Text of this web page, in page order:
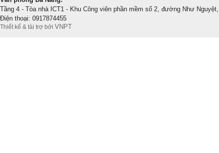
Tầng 4 - Tòa nhà ICT1 - Khu Công viên phần mềm số 2, đường Như
Điện thoại: 0917874455
Thiết kế & tài trợ bởi VNPT